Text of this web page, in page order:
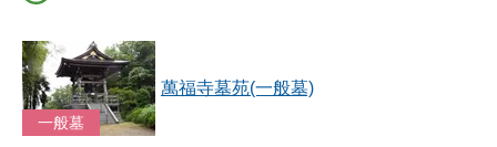
一般墓
萬福寺墓苑(一般墓)